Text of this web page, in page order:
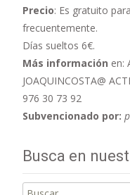
Precio: Es gratuito
frecuentemente.
Días sueltos 6€.
Más información en:
JOAQUINCOSTA@
976 30 73 92
Subvencionado por:
Busca en
Buscar